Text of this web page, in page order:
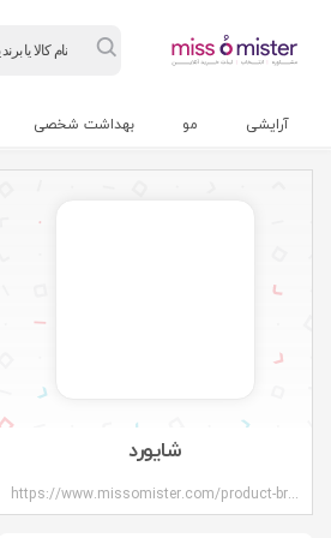
Products
search
آرایشی مو بهداشت شخصی
شایورد
https://www.missomister.com/product-brands/%d8%b4%d8%a7%db%8c%d9%88%d8%b1%d8%af/